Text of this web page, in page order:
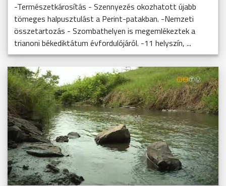
-Természetkárosítás - Szennyezés okozhatott újabb
tömeges halpusztulást a Perint-patakban. -Nemzeti
összetartozás - Szombathelyen is megemlékeztek a
trianoni békediktátum évfordulójáról. -11 helyszín, ...